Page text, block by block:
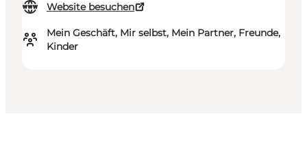
Website besuchen
Mein Geschäft, Mir selbst, Mein Partner, Freunde,
Kinder